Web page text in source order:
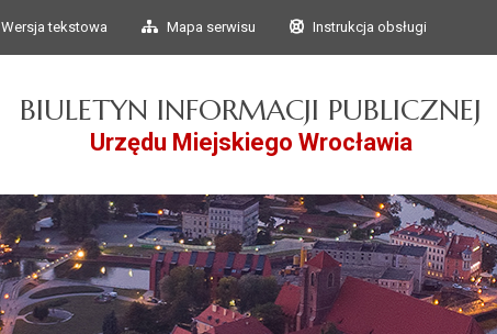
Przejdź do głównego
Przejdź do treści
Wersja tekstowa Mapa serwisu Instrukcja obsługi
BIULETYN INFORMACJI PUBLICZNEJ
Urzędu Miejskiego Wrocławia